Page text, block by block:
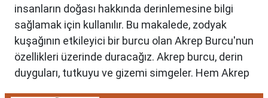
insanların doğası hakkında derinlemesine bilgi
sağlamak için kullanılır. Bu makalede, zodyak
kuşağının etkileyici bir burcu olan Akrep Burcu'nun
özellikleri üzerinde duracağız. Akrep burcu, derin
duyguları, tutkuyu ve gizemi simgeler. Hem Akrep